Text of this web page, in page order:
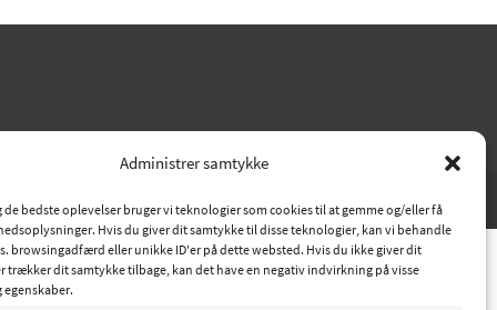
Administrer samtykke
de bedste oplevelser bruger vi teknologier som cookies til at gemme og/eller få
Hvis du giver dit samtykke til disse teknologier, kan vi behandle
browsingadfærd eller unikke ID'er på dette websted. Hvis du ikke giver dit
trækker dit samtykke tilbage, kan det have en negativ indvirkning på visse